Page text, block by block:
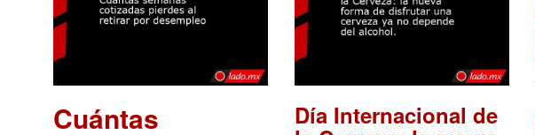
Cuántas Día Internacional de